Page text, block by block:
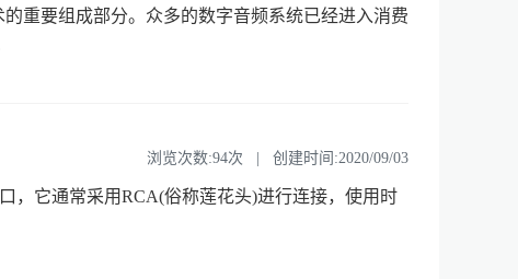
要组成部分。众多的数字音频系统已经进入消费
浏览次数:94次 | 创建时间:2020/09/03
，它通常采用RCA(俗称莲花头)进行连接，使用时